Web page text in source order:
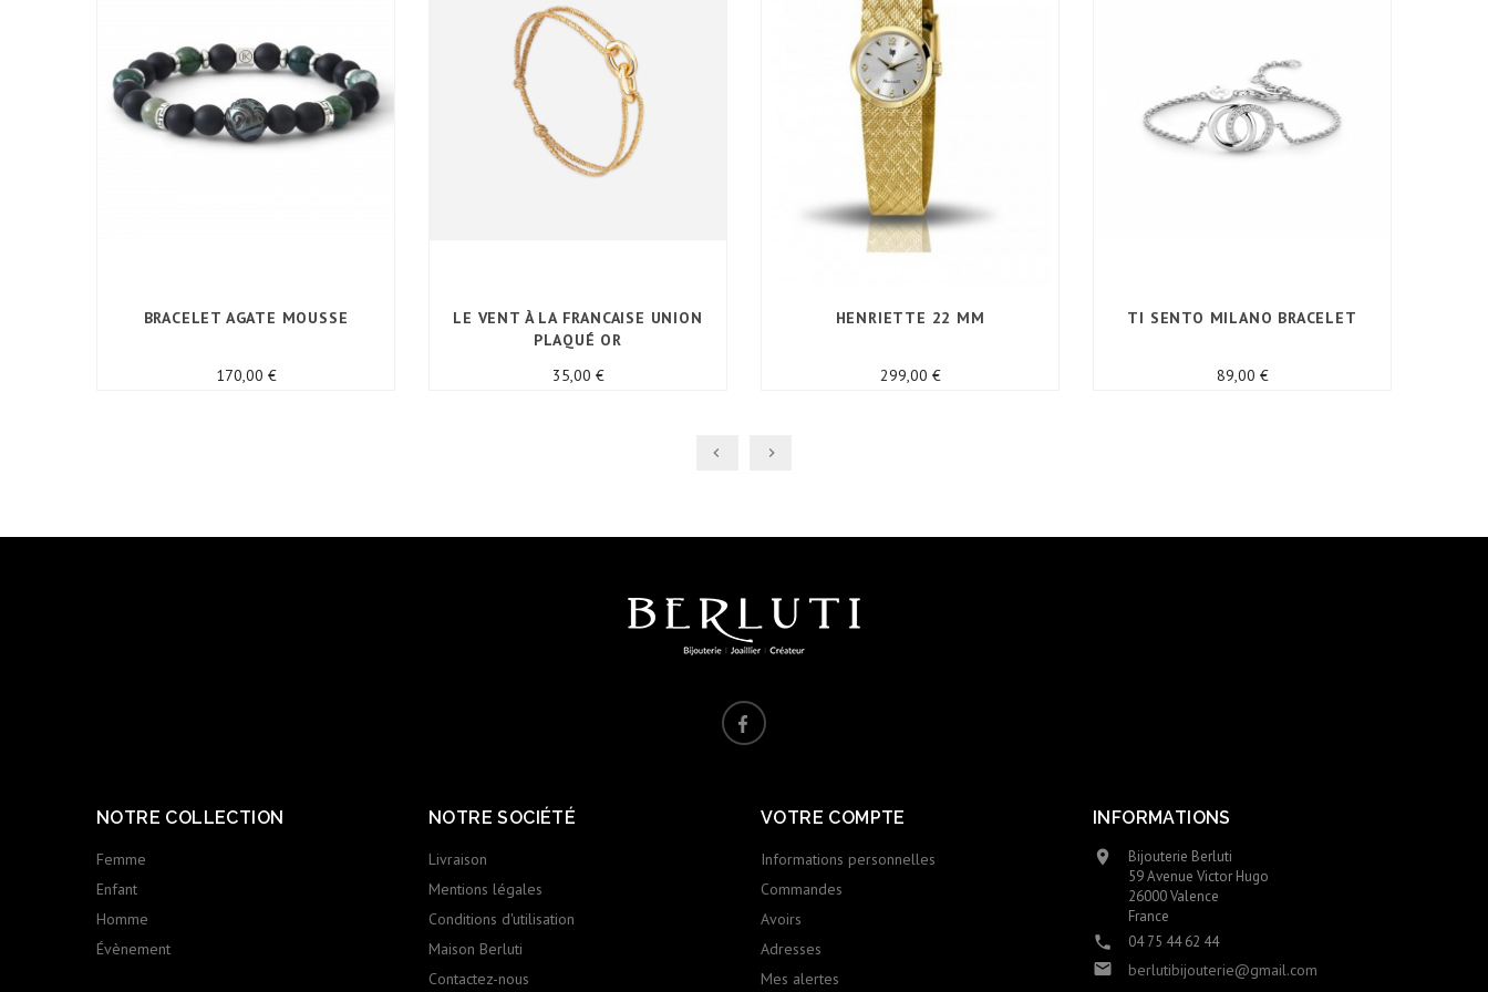
BRACELET AGATE MOUSSE
170,00 €Prix
LE VENT À LA FRANCAISE UNION
PLAQUÉ OR
35,00 €Prix
HENRIETTE 22 MM
299,00 €Prix
TI SENTO MILANO BRACELET
89,00 €Prix
NOTRE COLLECTION
Femme
Enfant
Homme
Évènement
NOTRE SOCIÉTÉ
Livraison
Mentions légales
Conditions d'utilisation
Maison Berluti
Contactez-nous
VOTRE COMPTE
Informations personnelles
Commandes
Avoirs
Adresses
Mes alertes
INFORMATIONS

Bijouterie Berluti
59 Avenue Victor Hugo
26000 Valence
France
 04 75 44 62 44
 berlutibijouterie@gmail.com